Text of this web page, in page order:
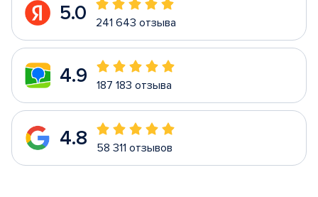
5.0 241 643 отзыва
4.9 187 183 отзыва
4.8 58 311 отзывов